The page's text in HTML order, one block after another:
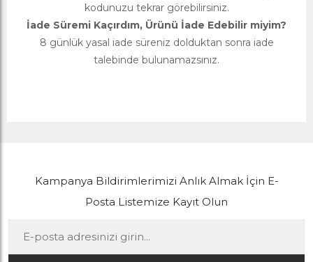
kodunuzu tekrar görebilirsiniz.
İade Süremi Kaçırdım, Ürünü İade Edebilir miyim?
8 günlük yasal iade süreniz dolduktan sonra iade
talebinde bulunamazsınız.
Kampanya Bildirimlerimizi Anlık Almak İçin E-
Posta Listemize Kayıt Olun